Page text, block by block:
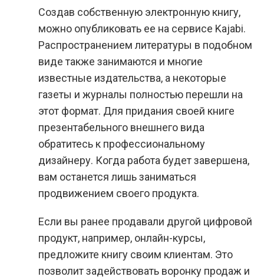
Создав собственную электронную книгу,
можно опубликовать ее на сервисе Kajabi.
Распространением литературы в подобном
виде также занимаются и многие
известные издательства, а некоторые
газеты и журналы полностью перешли на
этот формат. Для придания своей книге
презентабельного внешнего вида
обратитесь к профессиональному
дизайнеру. Когда работа будет завершена,
вам останется лишь заниматься
продвижением своего продукта.
Если вы ранее продавали другой цифровой
продукт, например, онлайн-курсы,
предложите книгу своим клиентам. Это
позволит задействовать воронку продаж и